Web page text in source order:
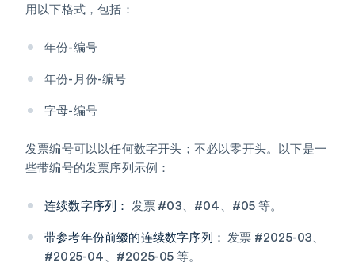
用以下格式，包括：
年份-编号
年份-月份-编号
字母-编号
发票编号可以以任何数字开头；不必以零开头。以下是一
些带编号的发票序列示例：
连续数字序列： 发票 #03、#04、#05 等。
带参考年份前缀的连续数字序列： 发票 #2025-03、
#2025-04、#2025-05 等。